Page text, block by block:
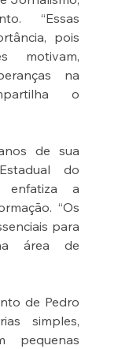
“Essas
pois
motivam,
na
o
de sua
do
enfatiza a
“Os
para
área de
de Pedro
simples,
pequenas